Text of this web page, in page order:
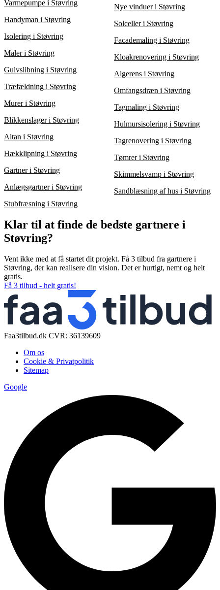
Varmepumpe i Støvring
Handyman i Støvring
Isolering i Støvring
Maler i Støvring
Gulvslibning i Støvring
Træfældning i Støvring
Murer i Støvring
Blikkenslager i Støvring
Altan i Støvring
Hækklipning i Støvring
Gartner i Støvring
Anlægsgartner i Støvring
Stubfræsning i Støvring
Nye vinduer i Støvring
Solceller i Støvring
Facademaling i Støvring
Kloakrenovering i Støvring
Algerens i Støvring
Omfangsdræn i Støvring
Tagmaling i Støvring
Hulmursisolering i Støvring
Tagrenovering i Støvring
Tømrer i Støvring
Skimmelsvamp i Støvring
Sandblæsning af hus i Støvring
Klar til at finde de bedste gartnere i
Støvring?
Vent ikke med at få startet dit projekt. Få 3 tilbud fra gartnere i
Støvring, der kan realisere din vision. Det er hurtigt, nemt og helt
gratis.
Få 3 tilbud - helt gratis!
Faa3tilbud.dk CVR: 36139609
Om os
Cookie & Privatpolitik
Sitemap
Google